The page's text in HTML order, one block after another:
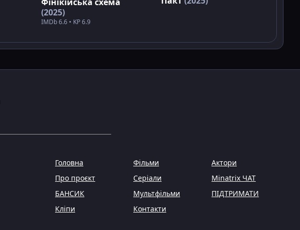
(2025)
IMDb 6.6 • KP 6.9
Головна Фільми
Актори
Про проєкт
Серіали
Minatrix ЧАТ
БАНСИК
Мультфільми
ПІДТРИМАТИ
Кліпи
Контакти